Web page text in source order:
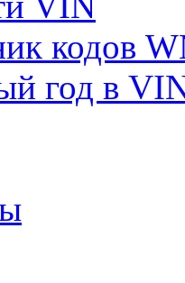
кодов
год в